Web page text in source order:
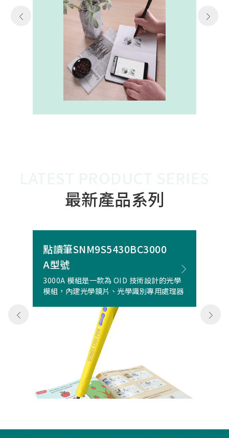
置開發。模組在保持小型化的同時，
延伸了可用物距範圍，使其能在離紙
面更遠的位置仍精確讀取碼點，同時
內建的高幀率SoC，能確保書寫筆跡
的連續與準確。 透過4000A模組能有
效縮短客戶開發週期，並確保在小型
裝置中仍維持高精度與穩定度，讓產
品能夠以最自然的方式，將紙本與數
位內容緊密連結。
最新產品系列
點讀筆SNM9S5430BC3000
A型號
3000A 模組是一款為 OID 技術設計的光學
模組，內建光學鏡片、光學識別專用處理器